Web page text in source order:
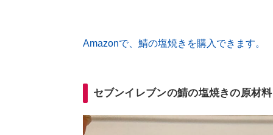
Amazonで、鯖の塩焼きを購入できます。
セブンイレブンの鯖の塩焼きの原材